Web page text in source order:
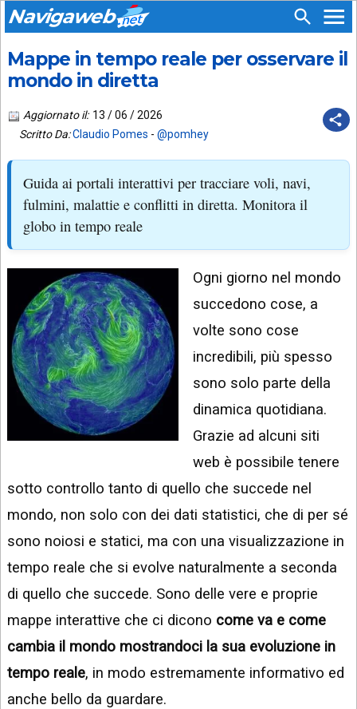
Navigaweb
HOME
SIAMO
SUPPORTO
CONTATTA
PIÙ
LETTI
POST
ARCHIVIO
VIDEO
ARGOMENTI:
ANDROID
AI
APPS
TECNOLOGIA
STRUMENTI
WEB
SEGUICI
SU:
APP
ANDROID
EMAIL
TELEGRAM
TIKTOK
YOUTUBE
X
INSTAGRAM
GOOGLE
NEWS
LINKEDIN
Mappe in tempo reale per osservare il
mondo in diretta
Aggiornato il: 13 / 06 / 2026
Scritto Da:Claudio Pomes - @pomhey
Guida ai portali interattivi per tracciare voli, navi,
fulmini, malattie e conflitti in diretta. Monitora il
globo in tempo reale
Ogni giorno nel mondo
succedono cose, a
volte sono cose
incredibili, più spesso
sono solo parte della
dinamica quotidiana.
Grazie ad alcuni siti
web è possibile tenere
sotto controllo tanto di quello che succede nel
mondo, non solo con dei dati statistici, che di per sé
sono noiosi e statici, ma con una visualizzazione in
tempo reale che si evolve naturalmente a seconda
di quello che succede. Sono delle vere e proprie
mappe interattive che ci dicono come va e come
cambia il mondo mostrandoci la sua evoluzione in
tempo reale, in modo estremamente informativo ed
anche bello da guardare.